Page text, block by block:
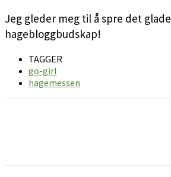
Jeg gleder meg til å spre det glade
hagebloggbudskap!
TAGGER
go-girl
hagemessen